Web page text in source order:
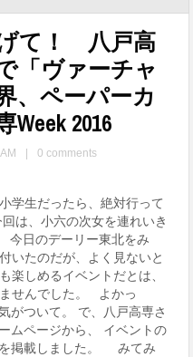
て！ 八戸高
「ヴァーチャ
、ペーパーカ
2016
0 comments
学生だったら、絶対行って
は、小六の次女を連れいき
今日のデーリー東北をみ
いたのだが、よく見ないと
楽しめるイベントだとは、
せんでした。 よかっ
がついて。 で、八戸高専さ
ムページから、 イベントの
掲載しました。 みてみ